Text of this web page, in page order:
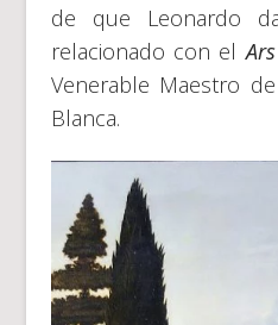
de que Leonardo
relacionado con el
Venerable Maestro
Blanca.